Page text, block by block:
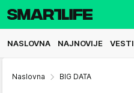
NASLOVNA NAJNOVIJE VESTI
Naslovna BIG DATA